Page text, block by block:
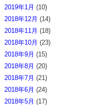
2019年1月 (10)
2018年12月 (14)
2018年11月 (18)
2018年10月 (23)
2018年9月 (15)
2018年8月 (20)
2018年7月 (21)
2018年6月 (24)
2018年5月 (17)